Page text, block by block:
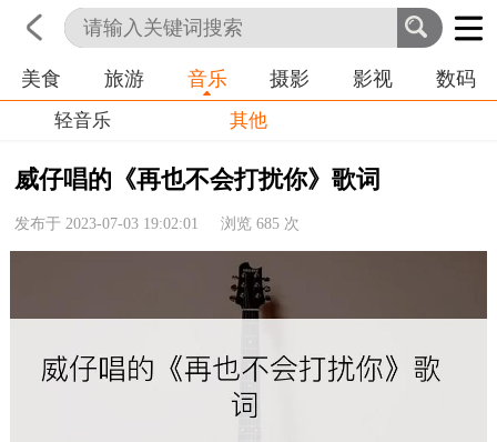
首页 科技 生活 职业
美食 旅游 音乐 摄影 影视 数码
轻音乐 其他
威仔唱的《再也不会打扰你》歌词
发布于 2023-07-03 19:02:01 浏览685 次